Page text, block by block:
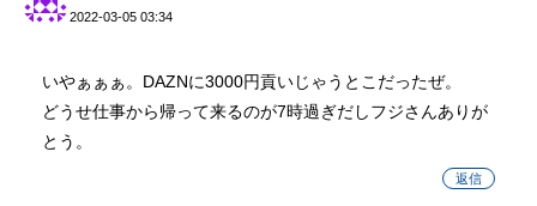
2022-03-05 03:34
いやぁぁぁ。DAZNに3000円貢いじゃうとこだったぜ。
どうせ仕事から帰って来るのが7時過ぎだしフジさんありが
とう。
返信